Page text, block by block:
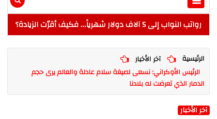
رواتب النواب إلى 5 آلاف دولار شهرياً... فكيف أقرّت الزيادة؟
الرئيسية
آخر الأخبار
الرئيس الأوكراني: نسعى لصيغة سلام عادلة والعالم يرى حجم
الدمار الذي تعرضت له بلادنا
آخر الأخبار